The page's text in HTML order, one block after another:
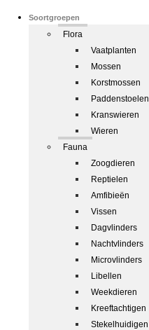
Soortgroepen
Flora
Vaatplanten
Mossen
Korstmossen
Paddenstoelen
Kranswieren
Wieren
Fauna
Zoogdieren
Reptielen
Amfibieën
Vissen
Dagvlinders
Nachtvlinders
Microvlinders
Libellen
Weekdieren
Kreeftachtigen
Stekelhuidigen